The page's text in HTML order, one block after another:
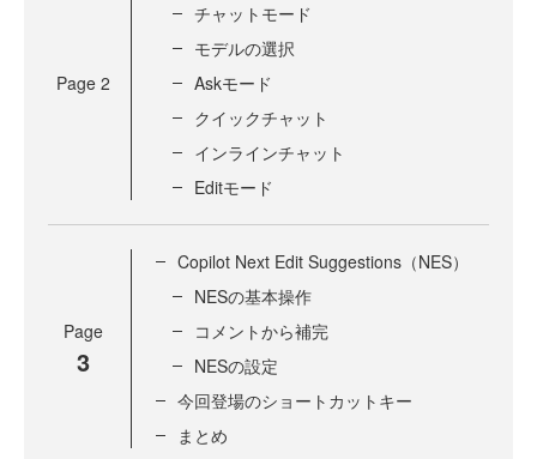
Page 2
チャットモード
モデルの選択
Askモード
クイックチャット
インラインチャット
Editモード
Page
3
Copilot Next Edit Suggestions（NES）
NESの基本操作
コメントから補完
NESの設定
今回登場のショートカットキー
まとめ